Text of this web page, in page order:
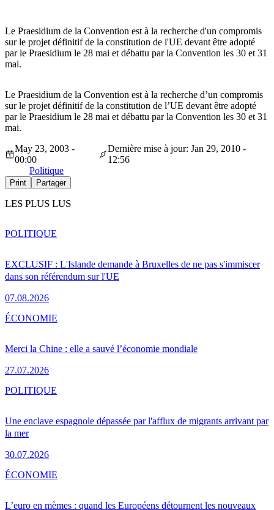
Le Praesidium de la Convention est à la recherche d'un compromis
sur le projet définitif de la constitution de l'UE devant être adopté
par le Praesidium le 28 mai et débattu par la Convention les 30 et 31
mai.
Le Praesidium de la Convention est à la recherche d’un compromis
sur le projet définitif de la constitution de l’UE devant être adopté
par le Praesidium le 28 mai et débattu par la Convention les 30 et 31
mai.
May 23, 2003 -
00:00
Dernière mise à jour: Jan 29, 2010 -
12:56
Politique
Print Partager
LES PLUS LUS
EXCLUSIF : L'Islande demande à Bruxelles de ne pas s'immiscer
dans son référendum sur l'UE
07.08.2026
POLITIQUE
Merci la Chine : elle a sauvé l’économie mondiale
27.07.2026
ÉCONOMIE
Une enclave espagnole dépassée par l'afflux de migrants arrivant par
la mer
30.07.2026
POLITIQUE
L’euro en mèmes : quand les Européens détournent les nouveaux
ÉCONOMIE